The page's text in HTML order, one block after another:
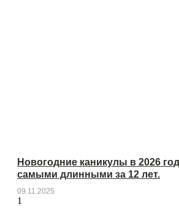
Новогодние каникулы в 2026
самыми длинными за 12 лет.
09.11.2025